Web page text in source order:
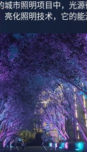
城市照明项目中，光
亮化照明技术，它的